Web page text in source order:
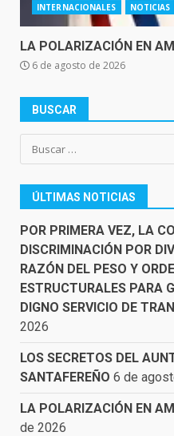
INTERNACIONALES NOTICIAS
LA POLARIZACIÓN EN
6 de agosto de 2026
BUSCAR
Buscar:
ÚLTIMAS NOTICIAS
POR PRIMERA VEZ, LA
DISCRIMINACIÓN POR
RAZÓN DEL PESO Y
ESTRUCTURALES PARA
DIGNO SERVICIO DE
2026
LOS SECRETOS DEL
SANTAFEREÑO 6 de
LA POLARIZACIÓN EN
de 2026